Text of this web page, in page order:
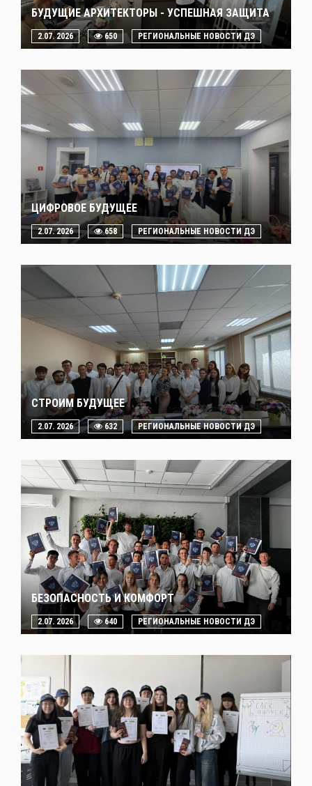
БУДУЩИЕ АРХИТЕКТОРЫ - УСПЕШНАЯ ЗАЩИТА
2.07. 2026 650 РЕГИОНАЛЬНЫЕ НОВОСТИ ДЭ
ЦИФРОВОЕ БУДУЩЕЕ
2.07. 2026 658 РЕГИОНАЛЬНЫЕ НОВОСТИ ДЭ
СТРОИМ БУДУЩЕЕ
2.07. 2026 632 РЕГИОНАЛЬНЫЕ НОВОСТИ ДЭ
БЕЗОПАСНОСТЬ И КОМФОРТ
2.07. 2026 640 РЕГИОНАЛЬНЫЕ НОВОСТИ ДЭ